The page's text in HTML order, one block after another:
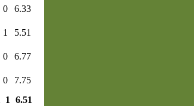
0 6.33
1 5.51
0 6.77
0
7.75
1 6.51